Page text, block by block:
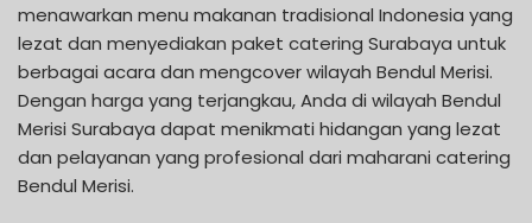
menawarkan menu makanan tradisional Indonesia yang
lezat dan menyediakan paket catering Surabaya untuk
berbagai acara dan mengcover wilayah Bendul Merisi.
Dengan harga yang terjangkau, Anda di wilayah Bendul
Merisi Surabaya dapat menikmati hidangan yang lezat
dan pelayanan yang profesional dari maharani catering
Bendul Merisi.